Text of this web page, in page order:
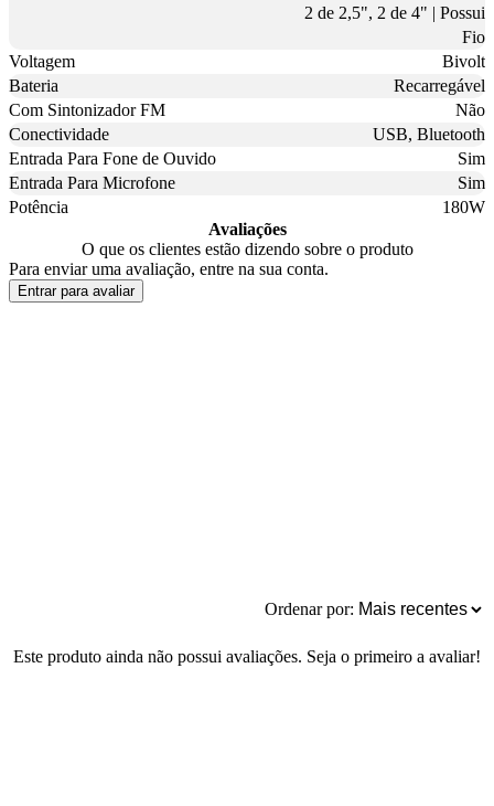
2 de 2,5", 2 de 4" | Possui
Fio
Voltagem
Bivolt
Bateria
Recarregável
Com Sintonizador FM
Não
Conectividade
USB, Bluetooth
Entrada Para Fone de Ouvido
Sim
Entrada Para Microfone
Sim
Potência
180W
Avaliações
O que os clientes estão dizendo sobre o produto
Para enviar uma avaliação, entre na sua conta.
Entrar para avaliar
Ordenar por:
Este produto ainda não possui avaliações. Seja o primeiro a avaliar!